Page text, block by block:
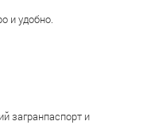
и удобно.
загранпаспорт и